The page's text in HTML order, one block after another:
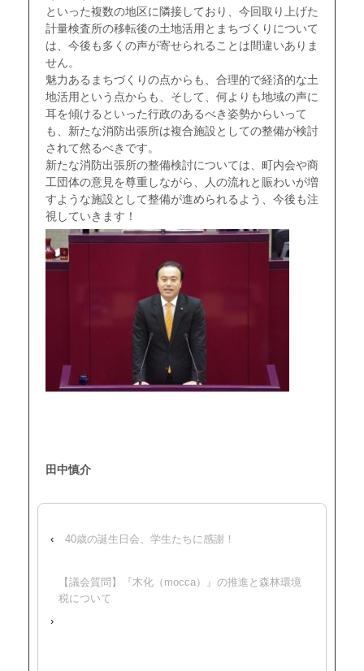
といった複数の地区に隣接しており、今回取り上げた
計量検査所の移転後の土地活用とまちづくりについて
は、今後も多くの声が寄せられることは間違いありま
せん。
魅力あるまちづくりの点からも、合理的で経済的な土
地活用という点からも、そして、何よりも地域の声に
耳を傾けるといった行政のあるべき姿勢からいって
も、新たな消防出張所は複合施設としての整備が検討
されて然るべきです。
新たな消防出張所の整備検討については、町内会や商
工団体の意見を尊重しながら、人の流れと賑わいが増
すような施設として整備が進められるよう、今後も注
視していきます！
田中慎介
‹ 40歳の誕生日会、学生たちに感謝！
【議会質問】『木化（mocca）』の推進と森林環境
税について
›